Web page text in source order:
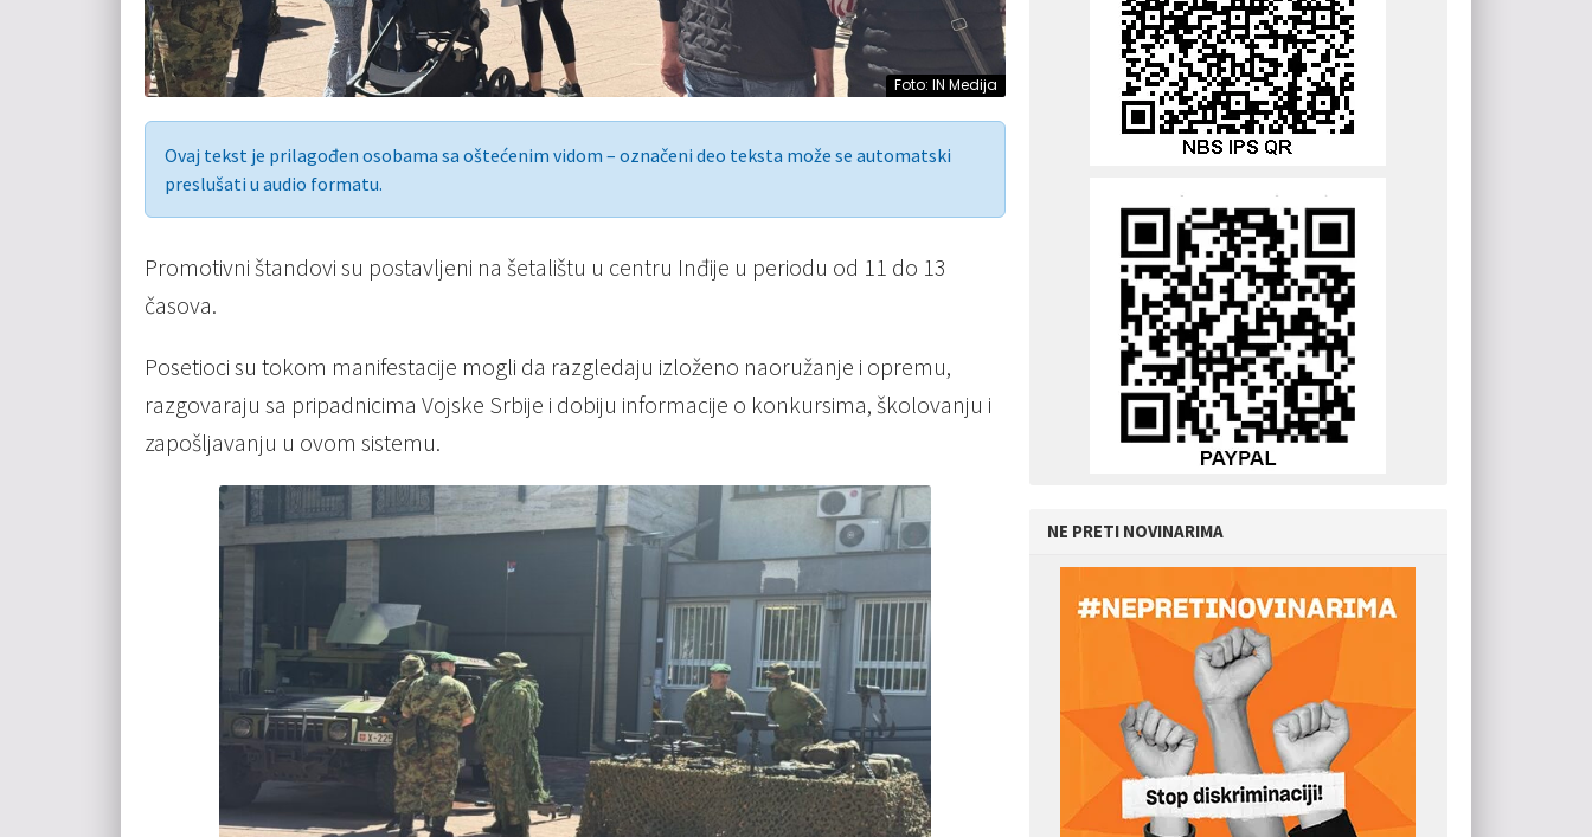
Foto: IN Medija
Ovaj tekst je prilagođen osobama sa oštećenim vidom – označeni deo teksta može se automatski
preslušati u audio formatu.
Promotivni štandovi su postavljeni na šetalištu u centru Inđije u periodu od 11 do 13
časova.
Posetioci su tokom manifestacije mogli da razgledaju izloženo naoružanje i opremu,
razgovaraju sa pripadnicima Vojske Srbije i dobiju informacije o konkursima, školovanju i
zapošljavanju u ovom sistemu.
NE PRETI NOVINARIMA